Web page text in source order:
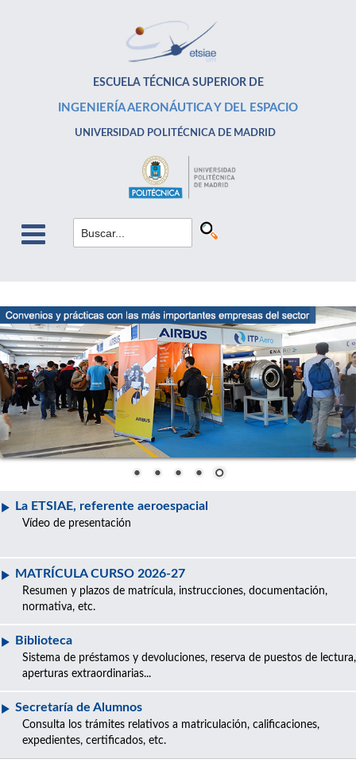
ESCUELA TÉCNICA SUPERIOR DE
INGENIERÍA AERONÁUTICA Y DEL ESPACIO
UNIVERSIDAD POLITÉCNICA DE MADRID
La ETSIAE, referente aeroespacial
Vídeo de presentación
MATRÍCULA CURSO 2026-27
Resumen y plazos de matrícula, instrucciones, documentación,
normativa, etc.
Biblioteca
Sistema de préstamos y devoluciones, reserva de puestos de lectura,
aperturas extraordinarias...
Secretaría de Alumnos
Consulta los trámites relativos a matriculación, calificaciones,
expedientes, certificados, etc.